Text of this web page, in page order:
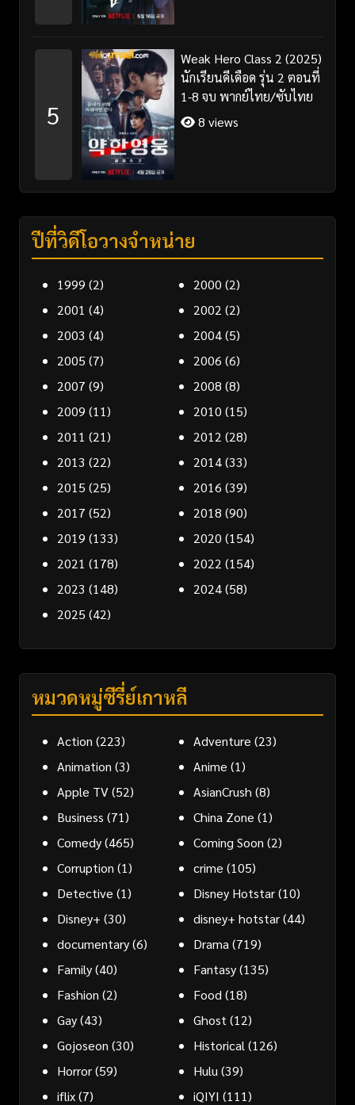
5
Weak Hero Class 2 (2025)
นักเรียนดีเดือด รุ่น 2 ตอนที่
1-8 จบ พากย์ไทย/ซับไทย
8 views
ปีที่วิดีโอวางจำหน่าย
1999 (2) 2000 (2)
2001 (4) 2002 (2)
2003 (4) 2004(5)
2005 (7) 2006 (6)
2007 (9) 2008 (8)
2009 (11) 2010 (15)
2011 (21) 2012 (28)
2013 (22) 2014(33)
2015 (25) 2016 (39)
2017 (52) 2018 (90)
2019 (133) 2020 (154)
2021 (178) 2022 (154)
2023 (148) 2024(58)
2025 (42)
หมวดหมู่ซีรี่ย์เกาหลี
Action (223) Adventure (23)
Animation (3) Anime (1)
Apple TV(52) AsianCrush (8)
Business (71) China Zone (1)
Comedy(465) Coming Soon (2)
Corruption (1) crime (105)
Detective (1) Disney Hotstar(10)
Disney+ (30) disney+ hotstar(44)
documentary(6) Drama (719)
Family(40) Fantasy(135)
Fashion (2) Food (18)
Gay(43) Ghost (12)
Gojoseon (30) Historical (126)
Horror(59) Hulu (39)
iflix(7) iQIYI (111)